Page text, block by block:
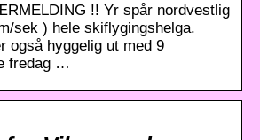
!! Yr spår nordvestlig
sek ) hele skiflygingshelga.
også hyggelig ut med 9
fredag …